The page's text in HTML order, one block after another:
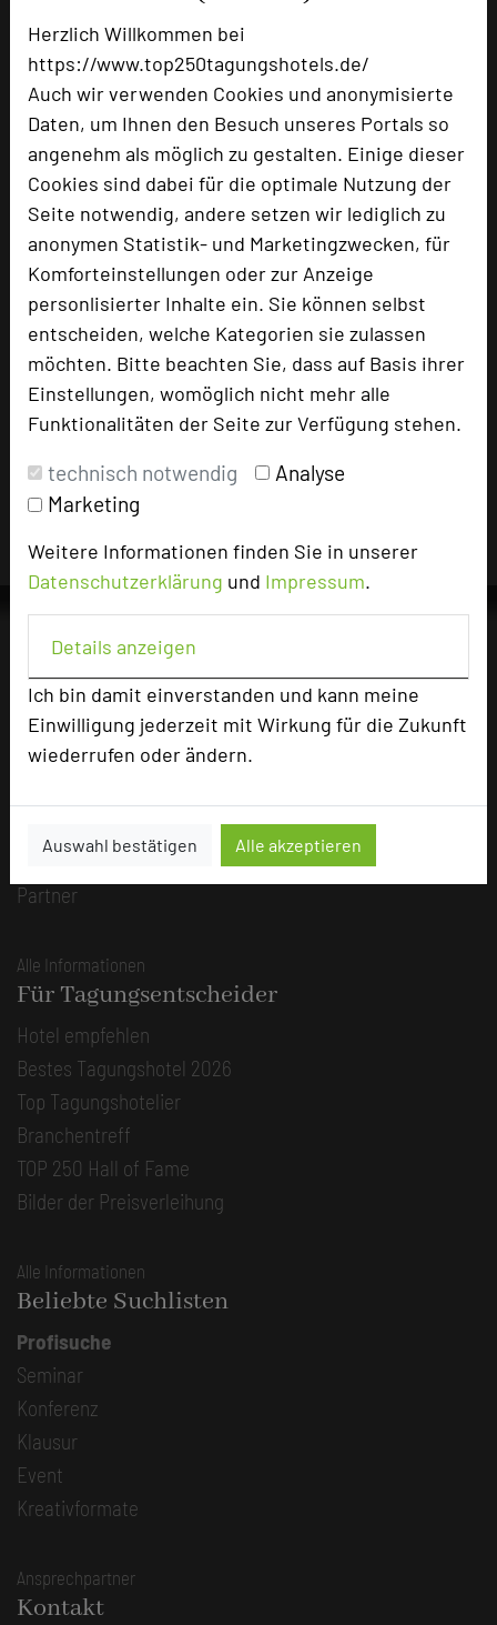
Herzlich Willkommen bei
https://www.top250tagungshotels.de/
Auch wir verwenden Cookies und anonymisierte
Daten, um Ihnen den Besuch unseres Portals so
angenehm als möglich zu gestalten. Einige dieser
Cookies sind dabei für die optimale Nutzung der
Seite notwendig, andere setzen wir lediglich zu
anonymen Statistik- und Marketingzwecken, für
Komforteinstellungen oder zur Anzeige
personlisierter Inhalte ein. Sie können selbst
entscheiden, welche Kategorien sie zulassen
möchten. Bitte beachten Sie, dass auf Basis ihrer
Einstellungen, womöglich nicht mehr alle
Funktionalitäten der Seite zur Verfügung stehen.
technisch notwendig
Analyse
Marketing
Weitere Informationen finden Sie in unserer
Datenschutzerklärung und Impressum.
Details anzeigen
Ich bin damit einverstanden und kann meine
Einwilligung jederzeit mit Wirkung für die Zukunft
wiederrufen oder ändern.
Auswahl bestätigen Alle akzeptieren
Besonders geeignet für
1104 Seiten dieses Hotels wurden in den
vergangenen 30 Tagen auf diesem Portal
aufgerufen.
Impressum zum Hotel
Für die Verwendung der Bilder haben die jeweiligen
Hotels die Nutzungsrechte für dieses Portal eingeräumt
und sind dafür verantwortlich.
Die Idee
Über uns
Mission
Herausgeber & Autoren
Partner
Alle Informationen
Für Tagungsentscheider
Hotel empfehlen
Bestes Tagungshotel 2026
Top Tagungshotelier
Branchentreff
TOP 250 Hall of Fame
Bilder der Preisverleihung
Alle Informationen
Beliebte Suchlisten
Profisuche
Seminar
Konferenz
Klausur
Event
Kreativformate
Ansprechpartner
Kontakt